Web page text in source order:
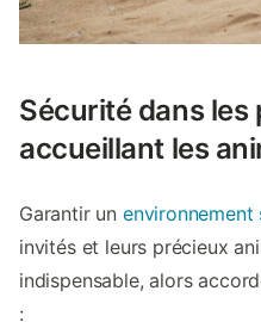
Sécurité dans les
accueillant les
Garantir un environnement
invités et leurs précieux
indispensable, alors
: